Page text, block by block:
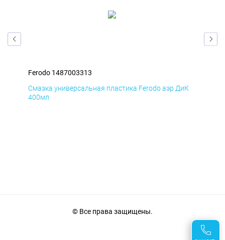
Ferodo 1487003313
Смазка универсальная пластика Ferodo аэр ДиК
400мл
© Все права защищены.